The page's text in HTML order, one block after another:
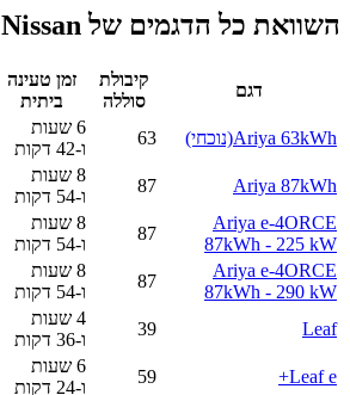
השוואת כל הדגמים של Nissan
דגם
קיבולת
סוללה
זמן טעינה
ביתית
Ariya 63kWh(נוכחי) 63
6 שעות
ו-42 דקות
Ariya 87kWh
87
8 שעות
ו-54 דקות
Ariya e-4ORCE
87kWh - 225 kW
87
8 שעות
ו-54 דקות
Ariya e-4ORCE
87kWh - 290 kW
87
8 שעות
ו-54 דקות
Leaf
39
4 שעות
ו-36 דקות
Leaf e+
59
6 שעות
ו-24 דקות